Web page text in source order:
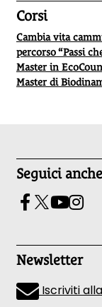
Corsi
Cambia vita
percorso “Passi
Master in
Master di
Seguici
Newsletter
Iscriviti